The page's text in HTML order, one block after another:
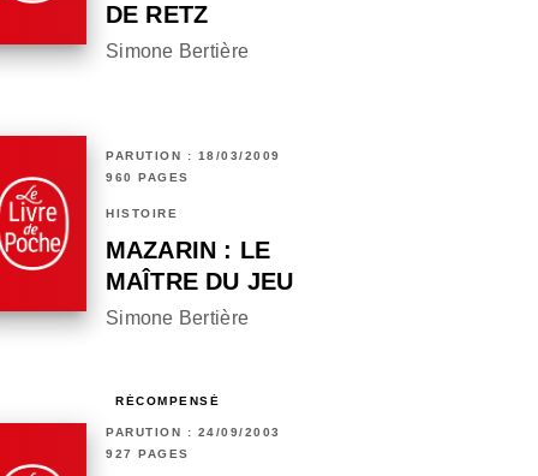
DE RETZ
Simone Bertière
PARUTION : 18/03/2009
960 PAGES
HISTOIRE
MAZARIN : LE
MAÎTRE DU JEU
Simone Bertière
RÉCOMPENSÉ
PARUTION : 24/09/2003
927 PAGES